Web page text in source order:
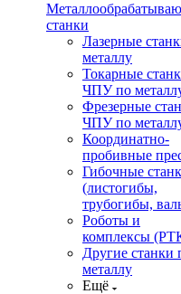
станки
Лазерные
металлу
Токарные
ЧПУ по
Фрезерные
ЧПУ по
Координатно-
пробивные
Гибочные
(листогибы,
трубогибы,
Роботы и
комплексы
Другие станки
металлу
Ещё